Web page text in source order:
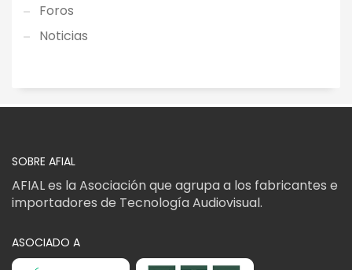
Foros
Noticias
SOBRE AFIAL
AFIAL es la Asociación que agrupa a los fabricantes e
importadores de Tecnología Audiovisual.
ASOCIADO A